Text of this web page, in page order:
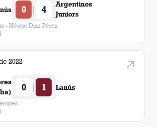
0 | 4
Argentinos
Juniors
- Néstor Diaz Pérez
2022
0 | 1 Lanús